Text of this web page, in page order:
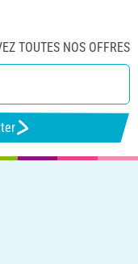
TOUTES NOS OFFRES